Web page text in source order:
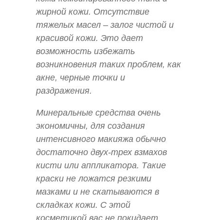
жирной кожи. Отсутствие
тяжелых масел – залог чистой и
красивой кожи. Это дает
возможность избежать
возникновения таких проблем, как
акне, черные точки и
раздражения.
Минеральные средства очень
экономичны, для создания
интенсивного макияжа обычно
достаточно двух-трех взмахов
кисти или аппликатора. Такие
краски не ложатся резкими
мазками и не скатываются в
складках кожи. С этой
косметикой вас не покидает